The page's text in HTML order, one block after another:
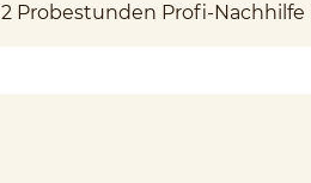
2 Probestunden Profi-Nachhilfe